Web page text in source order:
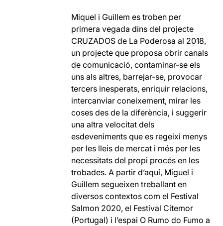
Miquel i Guillem es troben per
primera vegada dins del projecte
CRUZADOS de La Poderosa al 2018,
un projecte que proposa obrir canals
de comunicació, contaminar-se els
uns als altres, barrejar-se, provocar
tercers inesperats, enriquir relacions,
intercanviar coneixement, mirar les
coses des de la diferència, i suggerir
una altra velocitat dels
esdeveniments que es regeixi menys
per les lleis de mercat i més per les
necessitats del propi procés en les
trobades. A partir d’aquí, Miguel i
Guillem segueixen treballant en
diversos contextos com el Festival
Salmon 2020, el Festival Citemor
(Portugal) i l’espai O Rumo do Fumo a